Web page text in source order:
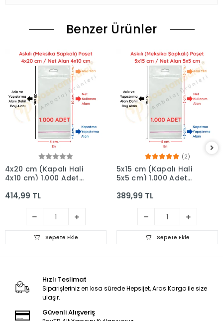
Benzer Ürünler
4x20 cm (Kapalı Hali
4x10 cm) 1.000 Adet
Şapkalı Poşet
414,99 TL
Sepete Ekle
(2)
5x15 cm (Kapalı Hali
5x5 cm) 1.000 Adet
Şapkalı Poşet
389,99 TL
Sepete Ekle
Hızlı Teslimat
Siparişleriniz en kısa sürede Hepsijet, Aras Kargo ile size
ulaşır.
Güvenli Alışveriş